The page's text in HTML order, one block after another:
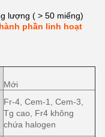
lượng ( > 50 miếng)
phần linh hoạt
Mới
Fr-4, Cem-1, Cem-3,
Tg cao, Fr4 không
chứa halogen